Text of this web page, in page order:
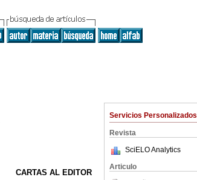
Servicios Personalizados
Revista
SciELO Analytics
Articulo
CARTAS AL EDITOR